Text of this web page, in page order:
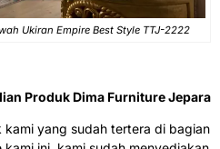
Ukiran Empire Best Style TTJ-2222
Produk Dima Furniture Jepara
kami yang sudah tertera di bagian